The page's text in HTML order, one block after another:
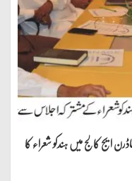
ایج کالج میں ہندکو شعراء کا